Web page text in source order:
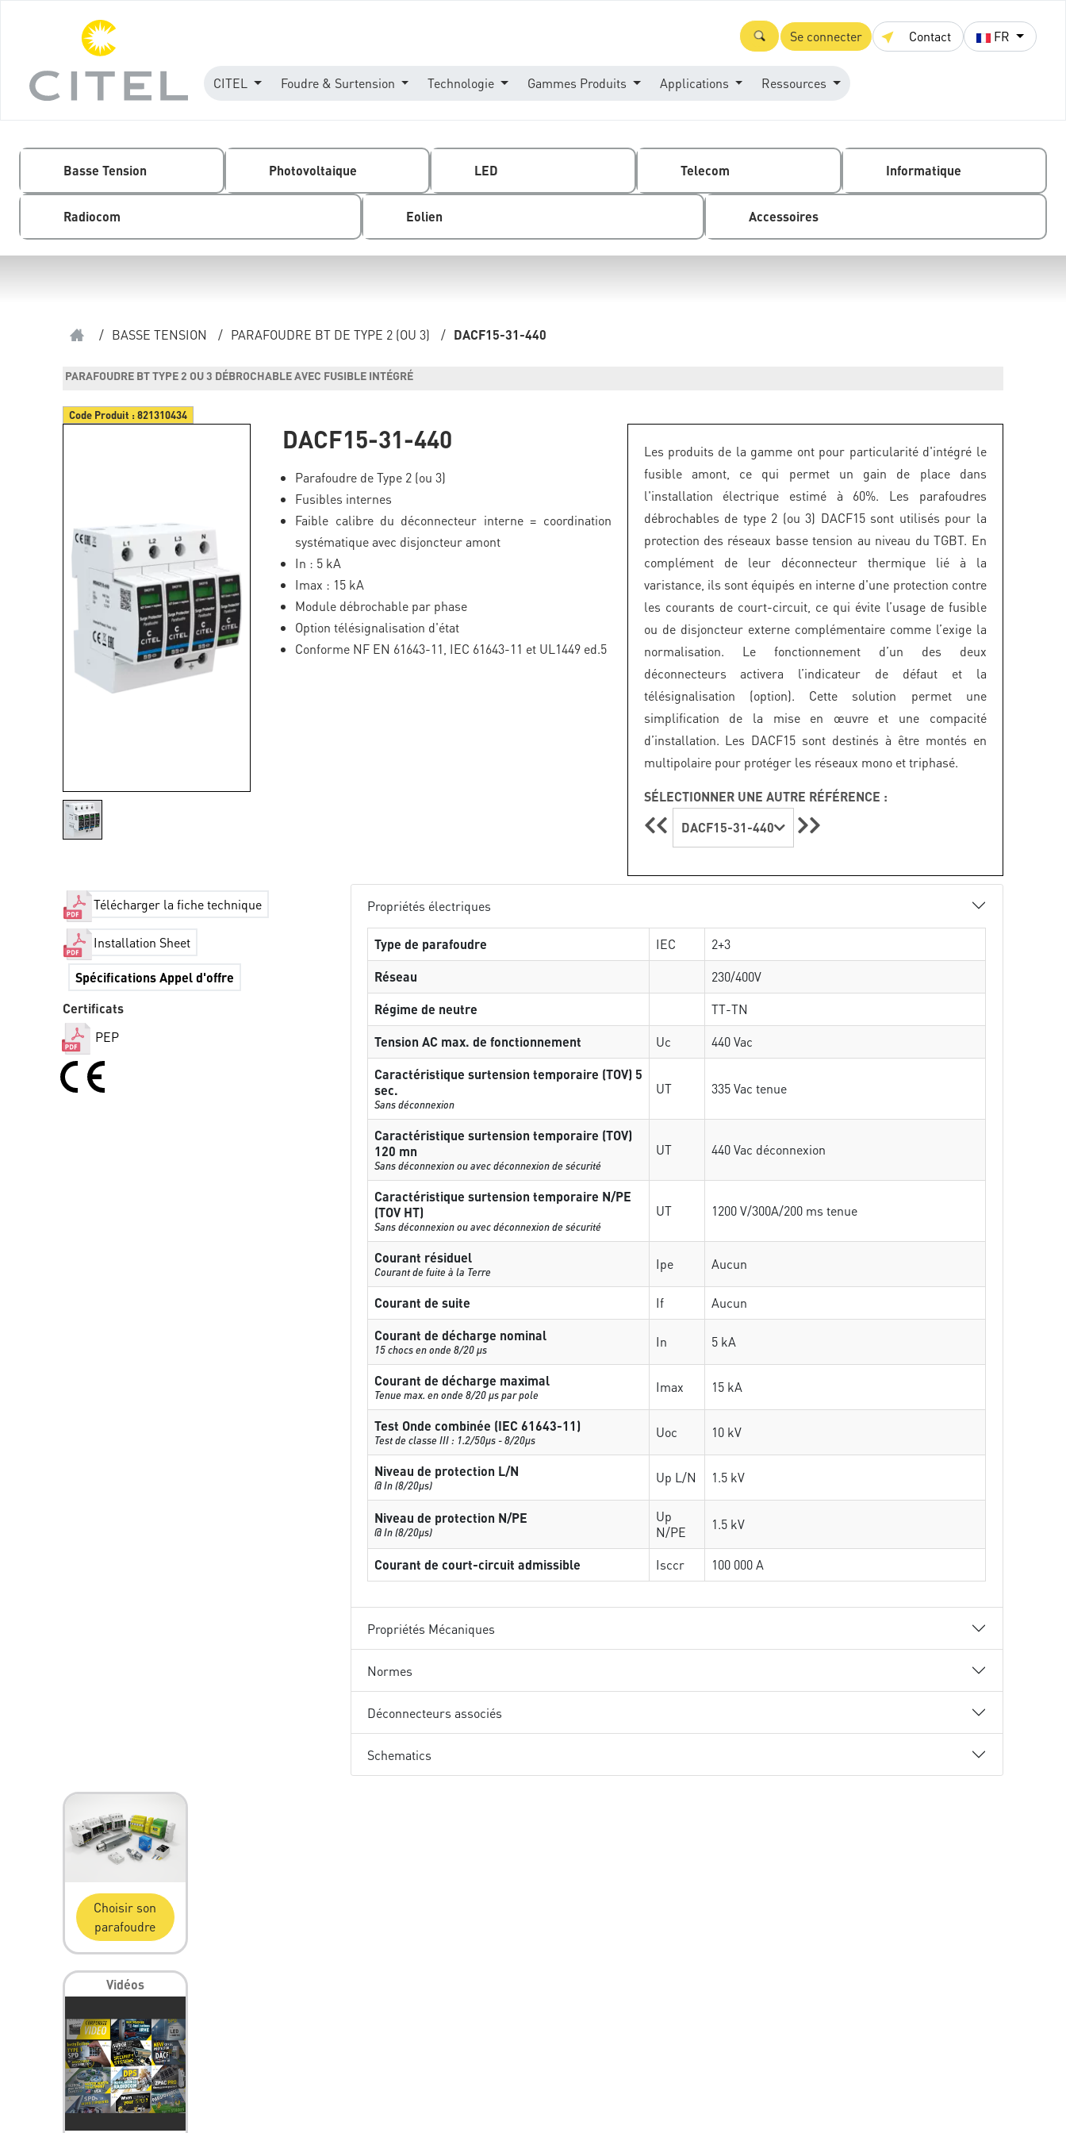
Se connecter Contact FR
CITEL Foudre & Surtension Technologie Gammes Produits Applications Ressources
Basse Tension Photovoltaique LED Telecom Informatique
Radiocom Eolien Accessoires
/ BASSE TENSION / PARAFOUDRE BT DE TYPE 2 (OU 3) / DACF15-31-440
PARAFOUDRE BT TYPE 2 OU 3 DÉBROCHABLE AVEC FUSIBLE INTÉGRÉ
Code Produit :821310434
DACF15-31-440
Parafoudre de Type 2 (ou 3)
Fusibles internes
Faible calibre du déconnecteur interne = coordination
systématique avec disjoncteur amont
In : 5 kA
Imax : 15 kA
Module débrochable par phase
Option télésignalisation d'état
Conforme NF EN 61643-11, IEC 61643-11 et UL1449 ed.5
Les produits de la gamme ont pour particularité d'intégré le
fusible amont, ce qui permet un gain de place dans
l'installation électrique estimé à 60%. Les parafoudres
débrochables de type 2 (ou 3) DACF15 sont utilisés pour la
protection des réseaux basse tension au niveau du TGBT. En
complément de leur déconnecteur thermique lié à la
varistance, ils sont équipés en interne d'une protection contre
les courants de court-circuit, ce qui évite l’usage de fusible
ou de disjoncteur externe complémentaire comme l’exige la
normalisation. Le fonctionnement d’un des deux
déconnecteurs activera l’indicateur de défaut et la
télésignalisation (option). Cette solution permet une
simplification de la mise en œuvre et une compacité
d’installation. Les DACF15 sont destinés à être montés en
multipolaire pour protéger les réseaux mono et triphasé.
SÉLECTIONNER UNE AUTRE RÉFÉRENCE :
DACF15-31-440
Télécharger la fiche technique
Installation Sheet
Spécifications Appel d'offre
Certificats
PEP
Propriétés électriques
Type de parafoudre IEC
2+3
Réseau
230/400V
Régime de neutre
TT-TN
Tension AC max. de fonctionnement
Uc
440 Vac
Caractéristique surtension temporaire (TOV) 5
sec.
Sans déconnexion
UT 335 Vac tenue
Caractéristique surtension temporaire (TOV)
120 mn
Sans déconnexion ou avec déconnexion de sécurité
UT 440 Vac déconnexion
Caractéristique surtension temporaire N/PE
(TOV HT)
Sans déconnexion ou avec déconnexion de sécurité
UT 1200 V/300A/200 ms tenue
Courant résiduel
Courant de fuite à la Terre Ipe Aucun
Courant de suite If
Aucun
Courant de décharge nominal
15 chocs en onde 8/20 µs In 5 kA
Courant de décharge maximal
Tenue max. en onde 8/20 µs par pole Imax 15 kA
Test Onde combinée (IEC 61643-11)
Test de classe III : 1.2/50µs - 8/20µs Uoc 10 kV
Niveau de protection L/N
@ In (8/20µs) Up L/N 1.5 kV
Niveau de protection N/PE
@ In (8/20µs)
Up
N/PE
1.5 kV
Courant de court-circuit admissible Isccr 100 000 A
Propriétés Mécaniques
Normes
Déconnecteurs associés
Schematics
Choisir son
parafoudre
Vidéos